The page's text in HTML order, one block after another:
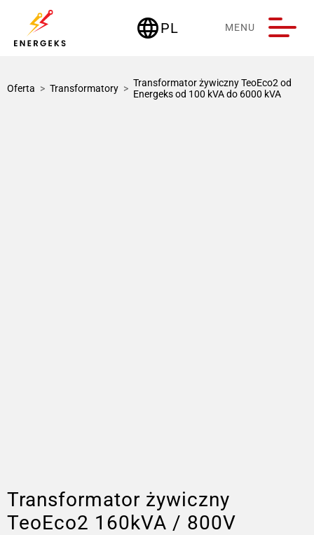
languagePL
Deutschland MENU
Oferta > Transformatory > Transformator żywiczny TeoEco2 od
Energeks od 100 kVA do 6000 kVA
Transformator żywiczny
TeoEco2 160kVA / 800V